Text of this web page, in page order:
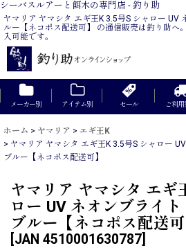
シーバスルアーと餌木の専門店 - 釣り助
ヤマリア ヤマシタ エギ王K 3.5号S シャロー UV
ルー【ネコポス配送可】 の通信販売は釣り助へ
入可能です。
メーカー別 アイテム別 セール ご利用
ホーム > ヤマリア > エギ王K
> ヤマリア ヤマシタ エギ王K 3.5号S シャロー
ブルー【ネコポス配送可】
ヤマリア ヤマシタ エギ
ロー UV ネオンブライ
ブルー【ネコポス配送可
JAN 4510001630787